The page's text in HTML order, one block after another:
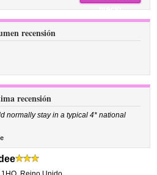
precio
recensión
recensión
normally stay in a typical 4* national